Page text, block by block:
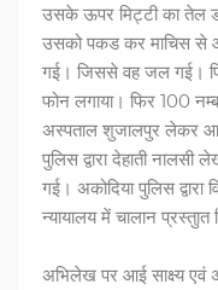
उसके ऊपर मिट्टी का तेल
उसको पकड कर माचिस
गई। जिससे वह जल गई।
फोन लगाया। फिर 100
अस्पताल शुजालपुर लेकर
पुलिस द्वारा देहाती नालसी
गई। अकोदिया पुलिस द्वारा
न्यायालय में चालान प्रस्तुात
अभिलेख पर आई साक्ष्य एवं